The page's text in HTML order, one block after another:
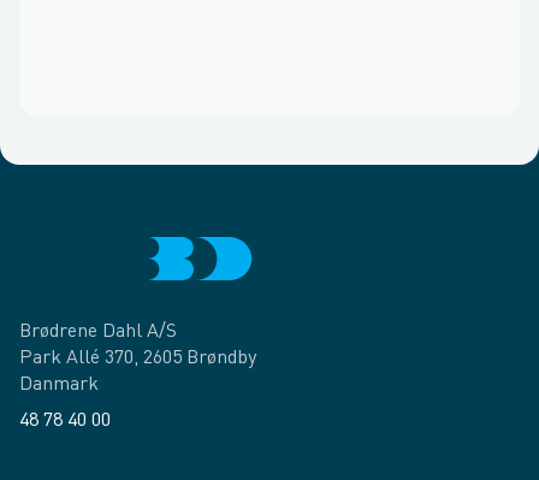
Brødrene Dahl A/S
Park Allé 370, 2605 Brøndby
Danmark
48 78 40 00